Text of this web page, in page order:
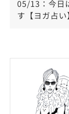
05/13：今日
す【ヨガ占い